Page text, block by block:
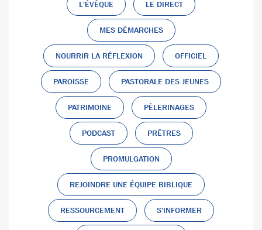
L'ÉVÊQUE LE DIRECT
MES DÉMARCHES
NOURRIR LA RÉFLEXION OFFICIEL
PAROISSE PASTORALE DES JEUNES
PATRIMOINE PÈLERINAGES
PODCAST PRÊTRES
PROMULGATION
REJOINDRE UNE ÉQUIPE BIBLIQUE
RESSOURCEMENT S'INFORMER